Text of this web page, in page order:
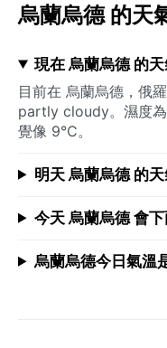
烏蘭烏德 的天
現在 烏蘭烏德 的天
目前在 烏蘭烏德，俄
partly cloudy。濕度
覺像 9°C。
明天 烏蘭烏德 的
今天 烏蘭烏德 會下
烏蘭烏德今日氣溫